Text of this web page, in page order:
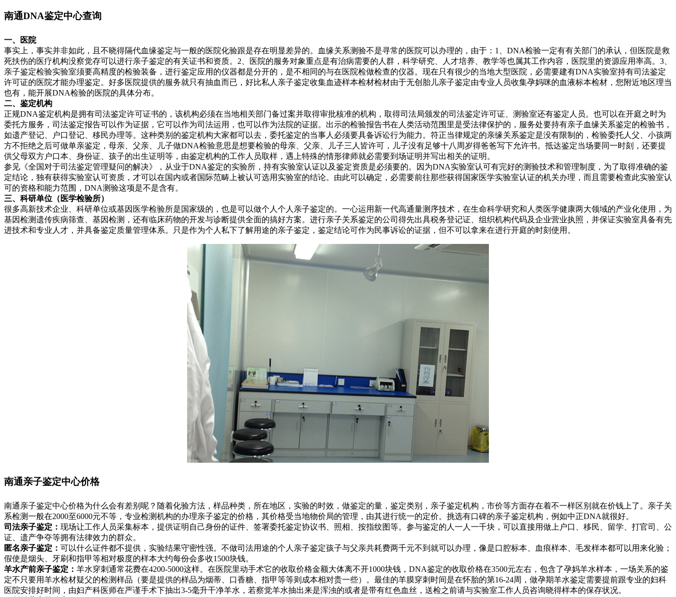
南通DNA鉴定中心查询
一、医院
事实上，事实并非如此，且不晓得隔代血缘鉴定与一般的医院化验跟是存在明显差异的。血缘关系测验不是寻常的医院可以办理的，由于：1、DNA检验一定有有关部门的承认，但医院是救
死扶伤的医疗机构没察觉存可以进行亲子鉴定的有关证书和资质。2、医院的服务对象重点是有治病需要的人群，科学研究、人才培养、教学等也属其工作内容，医院里的资源应用率高。3、
亲子鉴定检验实验室须要高精度的检验装备，进行鉴定应用的仪器都是分开的，是不相同的与在医院检做检查的仪器。现在只有很少的当地大型医院，必需要建有DNA实验室持有司法鉴定
许可证的医院才能办理鉴定。好多医院提供的服务就只有抽血而已，好比私人亲子鉴定收集血迹样本检材检材由于无创胎儿亲子鉴定由专业人员收集孕妈咪的血液标本检材，您附近地区理当
也有，能开展DNA检验的医院的具体分布。
二、鉴定机构
正规DNA鉴定机构是拥有司法鉴定许可证书的，该机构必须在当地相关部门备过案并取得审批核准的机构，取得司法局颁发的司法鉴定许可证、测验室还有鉴定人员。也可以在开庭之时为
委托方服务，司法鉴定报告可以作为证据，它可以作为司法运用，也可以作为法院的证据。出示的检验报告书在人类活动范围里是受法律保护的，服务处要持有亲子血缘关系鉴定的检验书，
如遗产登记、户口登记、移民办理等。这种类别的鉴定机构大家都可以去，委托鉴定的当事人必须要具备诉讼行为能力。符正当律规定的亲缘关系鉴定是没有限制的，检验委托人父、小孩两
方不拒绝之后可做单亲鉴定，母亲、父亲、儿子做DNA检验意思是想要检验的母亲、父亲、儿子三人皆许可，儿子没有足够十八周岁得爸爸写下允许书。抵达鉴定当场要同一时刻，还要提
供父母双方户口本、身份证、孩子的出生证明等，由鉴定机构的工作人员取样，遇上特殊的情形律师就必需要到场证明并写出相关的证明。
参见《全国对于司法鉴定管理疑问的解决》，从业于DNA鉴定的实验所，持有实验室认证以及鉴定资质是必须要的。因为DNA实验室认可有完好的测验技术和管理制度，为了取得准确的鉴
定结论，独有获得实验室认可资质，才可以在国内或者国际范畴上被认可选用实验室的结论。由此可以确定，必需要前往那些获得国家医学实验室认证的机关办理，而且需要检查此实验室认
可的资格和能力范围，DNA测验这项是不是含有。
三、科研单位（医学检验所）
很多高新技术企业、科研单位或基因医学检验所是国家级的，也是可以做个人个人亲子鉴定的。一心运用新一代高通量测序技术，在生命科学研究和人类医学健康两大领域的产业化使用，为
基因检测遗传疾病筛查、基因检测，还有临床药物的开发与诊断提供全面的搞好方案。进行亲子关系鉴定的公司得先出具税务登记证、组织机构代码及企业营业执照，并保证实验室具备有先
进技术和专业人才，并具备鉴定质量管理体系。只是作为个人私下了解用途的亲子鉴定，鉴定结论可作为民事诉讼的证据，但不可以拿来在进行开庭的时刻使用。
南通亲子鉴定中心价格
南通亲子鉴定中心价格为什么会有差别呢？随着化验方法，样品种类，所在地区，实验的时效，做鉴定的量，鉴定类别，亲子鉴定机构，市价等方面存在着不一样区别就在价钱上了。亲子关
系检测一般在2000至6000元不等，专业检测机构的办理亲子鉴定的价格，其价格受当地物价局的管理，由其进行统一的定价。挑选有口碑的亲子鉴定机构，例如中正DNA就很好。
司法亲子鉴定： 现场让工作人员采集标本，提供证明自己身份的证件、签署委托鉴定协议书、照相、按指纹图等。参与鉴定的人一人一千块，可以直接用做上户口、移民、留学、打官司、公
证、遗产争夺等拥有法律效力的群众。
匿名亲子鉴定： 可以什么证件都不提供，实验结果守密性强。不做司法用途的个人亲子鉴定孩子与父亲共耗费两千元不到就可以办理，像是口腔标本、血痕样本、毛发样本都可以用来化验；
假使是烟头、牙刷和指甲等相对极度的样本大约每份会多收1500块钱。
羊水产前亲子鉴定： 羊水穿刺通常花费在4200-5000这样。在医院里动手术它的收取价格金额大体离不开1000块钱，DNA鉴定的收取价格在3500元左右，包含了孕妈羊水样本，一场关系的鉴
定不只要用羊水检材疑父的检测样品（要是提供的样品为烟蒂、口香糖、指甲等等则成本相对贵一些）。最佳的羊膜穿刺时间是在怀胎的第16-24周，做孕期羊水鉴定需要提前跟专业的妇科
医院安排好时间，由妇产科医师在严谨手术下抽出3-5毫升干净羊水，若察觉羊水抽出来是浑浊的或者是带有红色血丝，送检之前请与实验室工作人员咨询晓得样本的保存状况。